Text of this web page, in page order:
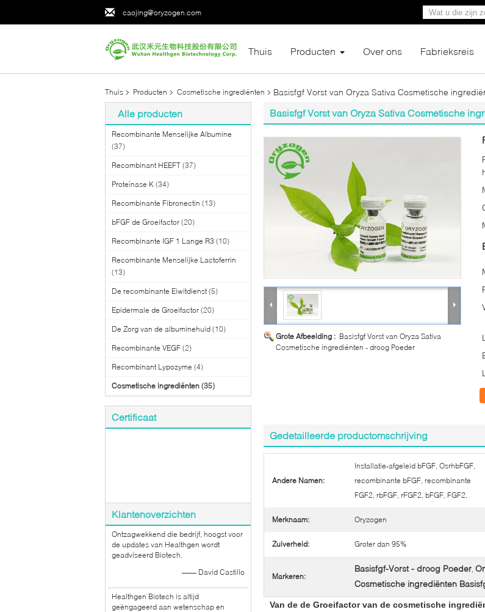
caojing@oryzogen.com
Thuis Producten Over ons Fabrieksreis
Thuis Producten Cosmetische ingrediënten Basisfgf Vorst van Oryza Sativa Cosmetische
Alle producten
Recombinante Menselijke Albumine
(37)
Recombinant HEEFT (37)
Proteïnase K (34)
Recombinante Fibronectin (13)
bFGF de Groeifactor (20)
Recombinante IGF 1 Lange R3 (10)
Recombinante Menselijke Lactoferrin
(13)
De recombinante Eiwitdienst (5)
Epidermale de Groeifactor (20)
De Zorg van de albuminehuid (10)
Recombinante VEGF (2)
Recombinant Lypozyme (4)
Cosmetische ingrediënten (35)
Certificaat
Klantenoverzichten
Ontzagwekkend die bedrijf, hoogst voor
de updates van Healthgen wordt
geadviseerd Biotech.
—— David Castillo
Healthgen Biotech is altijd
geëngageerd aan wetenschap en
Basisfgf Vorst van Oryza Sativa Cosmetische
Grote Afbeelding : Basisfgf Vorst van Oryza Sativa
Cosmetische ingrediënten - droog Poeder
Gedetailleerde productomschrijving
Andere Namen:
Installatie-afgeleid bFGF, OsrhbFGF,
recombinante bFGF, recombinante
FGF2, rbFGF, rFGF2, bFGF, FGF2,
Merknaam: Oryzogen
Zuiverheid: Groter dan 95%
Markeren:
Basisfgf-Vorst - droog Poeder,
Cosmetische ingrediënten
Van de de Groeifactor van de cosmetische